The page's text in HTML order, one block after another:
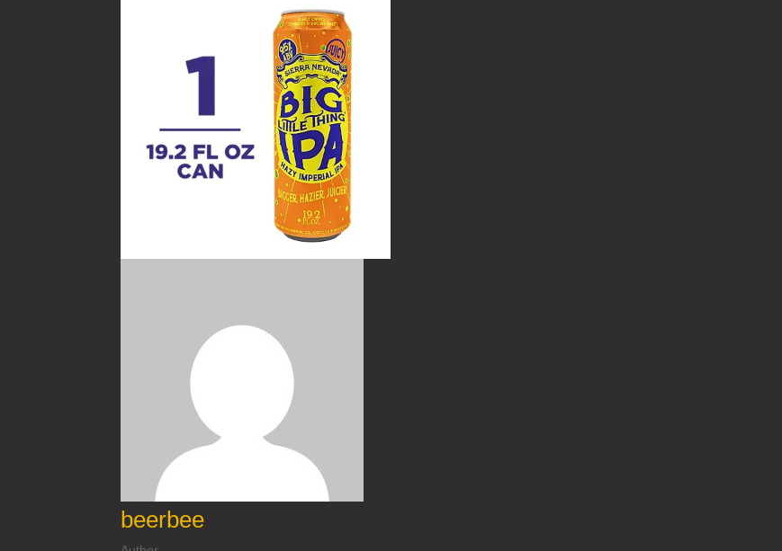
beerbee